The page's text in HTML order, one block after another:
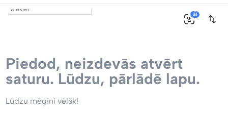
0
AI
Piedod, neizdevās atvērt
saturu. Lūdzu, pārlādē lapu.
Lūdzu mēģini vēlāk!